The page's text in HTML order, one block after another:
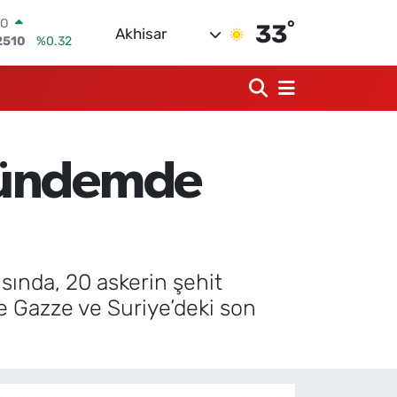
%0.38
%-14
%0.18
Akhisar 33°
20 askerin şehit
ve Suriye’deki son